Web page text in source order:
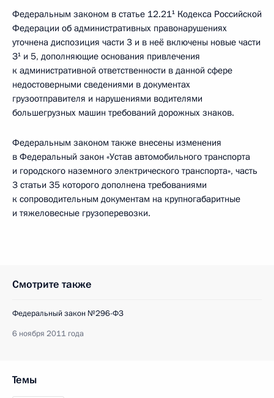
Федеральным законом в статье 12.21¹ Кодекса Российской
Федерации об административных правонарушениях
уточнена диспозиция части 3 и в неё включены новые части
З¹ и 5, дополняющие основания привлечения
к административной ответственности в данной сфере
недостоверными сведениями в документах
грузоотправителя и нарушениями водителями
большегрузных машин требований дорожных знаков.
Федеральным законом также внесены изменения
в Федеральный закон «Устав автомобильного транспорта
и городского наземного электрического транспорта», часть
3 статьи 35 которого дополнена требованиями
к сопроводительным документам на крупногабаритные
и тяжеловесные грузоперевозки.
Смотрите также
Федеральный закон №296-ФЗ
6 ноября 2011 года
Темы